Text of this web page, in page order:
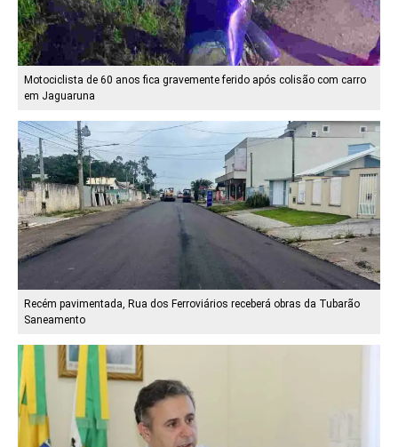
Motociclista de 60 anos fica gravemente ferido após colisão com carro
em Jaguaruna
Recém pavimentada, Rua dos Ferroviários receberá obras da Tubarão
Saneamento